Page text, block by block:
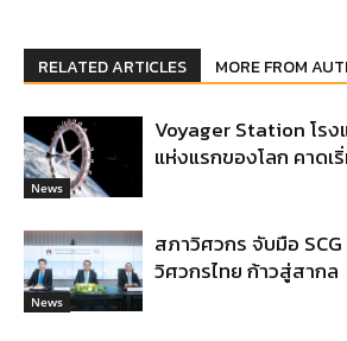
RELATED ARTICLES MORE FROM
News
Voyager Station โร
แห่งแรกของโลก คาดเ
News
สภาวิศวกร จับมือ
วิศวกรไทย ก้าวสู่สากล